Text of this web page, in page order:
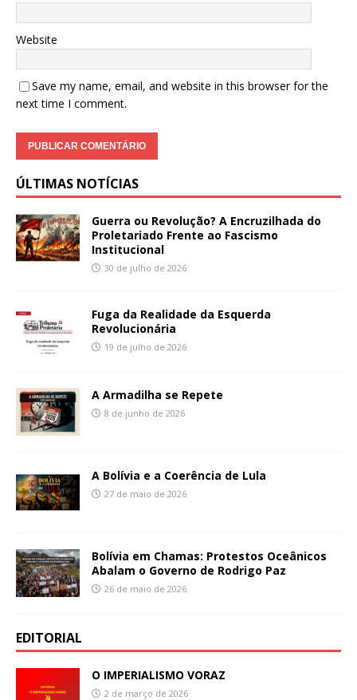
Website
Save my name, email, and website in this browser for the
next time I comment.
ÚLTIMAS NOTÍCIAS
Guerra ou Revolução? A Encruzilhada do
Proletariado Frente ao Fascismo
Institucional
30 de julho de 2026
Fuga da Realidade da Esquerda
Revolucionária
19 de julho de 2026
A Armadilha se Repete
8 de junho de 2026
A Bolívia e a Coerência de Lula
27 de maio de 2026
Bolívia em Chamas: Protestos Oceânicos
Abalam o Governo de Rodrigo Paz
26 de maio de 2026
EDITORIAL
O IMPERIALISMO VORAZ
2 de março de 2026